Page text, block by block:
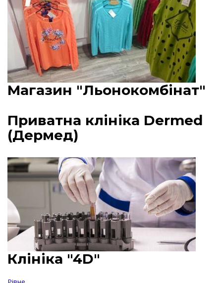
Магазин "Льонокомбінат"
Приватна клініка Dermed
(Дермед)
Клініка "4D"